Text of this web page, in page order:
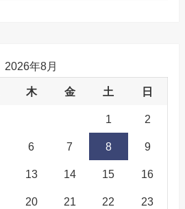
2026年8月
木 金 土 日
1 2
6 7 8 9
13 14 15 16
20 21 22 23